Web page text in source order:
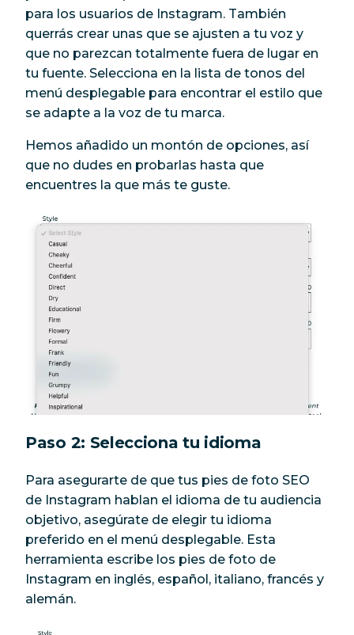
para los usuarios de Instagram. También
querrás crear unas que se ajusten a tu voz y
que no parezcan totalmente fuera de lugar en
tu fuente. Selecciona en la lista de tonos del
menú desplegable para encontrar el estilo que
se adapte a la voz de tu marca.
Hemos añadido un montón de opciones, así
que no dudes en probarlas hasta que
encuentres la que más te guste.
Paso 2: Selecciona tu idioma
Para asegurarte de que tus pies de foto SEO
de Instagram hablan el idioma de tu audiencia
objetivo, asegúrate de elegir tu idioma
preferido en el menú desplegable. Esta
herramienta escribe los pies de foto de
Instagram en inglés, español, italiano, francés y
alemán.